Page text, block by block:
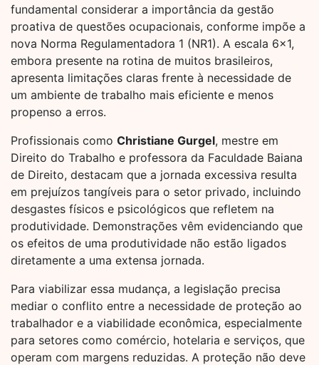
fundamental considerar a importância da gestão
proativa de questões ocupacionais, conforme impõe a
nova Norma Regulamentadora 1 (NR1). A escala 6×1,
embora presente na rotina de muitos brasileiros,
apresenta limitações claras frente à necessidade de
um ambiente de trabalho mais eficiente e menos
propenso a erros.
Profissionais como Christiane Gurgel, mestre em
Direito do Trabalho e professora da Faculdade Baiana
de Direito, destacam que a jornada excessiva resulta
em prejuízos tangíveis para o setor privado, incluindo
desgastes físicos e psicológicos que refletem na
produtividade. Demonstrações vêm evidenciando que
os efeitos de uma produtividade não estão ligados
diretamente a uma extensa jornada.
Para viabilizar essa mudança, a legislação precisa
mediar o conflito entre a necessidade de proteção ao
trabalhador e a viabilidade econômica, especialmente
para setores como comércio, hotelaria e serviços, que
operam com margens reduzidas. A proteção não deve